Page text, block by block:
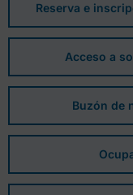
Reserva e
Acceso a
Buzón de